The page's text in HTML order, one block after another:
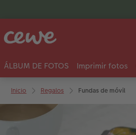
ÁLBUM DE FOTOS Imprimir fotos
Inicio Regalos Fundas de móvil